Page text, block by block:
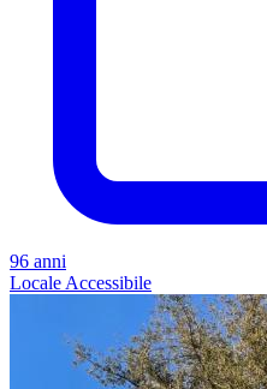
96 anni
Locale Accessibile